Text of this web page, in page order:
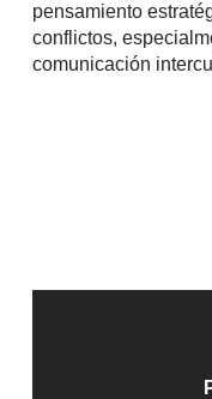
pensamiento
conflictos,
comunicación